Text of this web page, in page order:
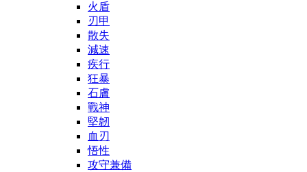
火盾
刃甲
散失
減速
疾行
狂暴
石膚
戰神
堅韌
血刃
悟性
攻守兼備